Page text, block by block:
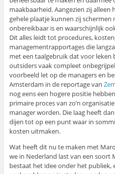
maakbaarheid. Aangezien zij
gehele plaatje kunnen zij
onbereikbaar is en waarschijnlijk
Dit alles leidt tot procedures,
managementrapportages die
met een taalgebruik dat voor leken
outsiders vaak compleet
voorbeeld let op de managers en
Amsterdam in de reportage van
nog eens een hogere positie
primaire proces van zo’n
manager worden. Die laag heeft
dijen tot op een punt waar in
kosten uitmaken.
Wat heeft dit nu te maken met
we in Nederland last van een soort
bestaat het idee onder het